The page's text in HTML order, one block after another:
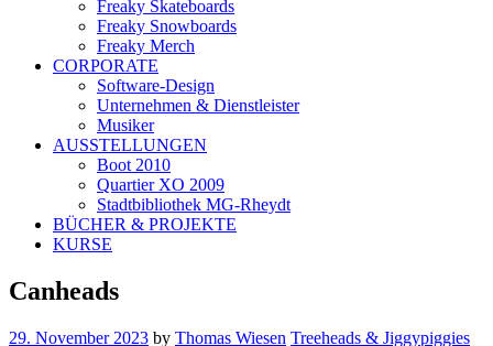
Freaky Skateboards
Freaky Snowboards
Freaky Merch
CORPORATE
Software-Design
Unternehmen & Dienstleister
Musiker
AUSSTELLUNGEN
Boot 2010
Quartier XO 2009
Stadtbibliothek MG-Rheydt
BÜCHER & PROJEKTE
KURSE
Canheads
29. November 2023 by Thomas Wiesen Treeheads & Jiggypiggies